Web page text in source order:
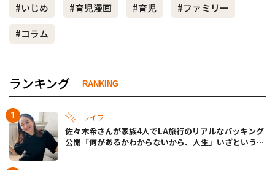
#いじめ
#育児漫画 #育児
#ファミリー
#コラム
ランキング RANKING
ライフ
佐々木希さんが家族4人でLA旅行のリアルなパッキング
公開「何があるかわからないから、人生」いざというと